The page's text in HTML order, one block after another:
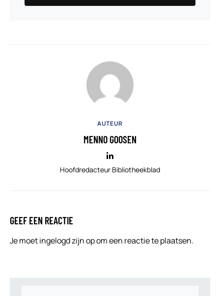
AUTEUR
MENNO GOOSEN
Hoofdredacteur Bibliotheekblad
GEEF EEN REACTIE
Je moetingelogd zijn opom een reactie te plaatsen.